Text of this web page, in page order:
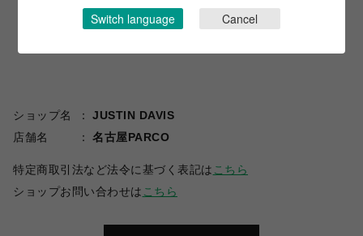
ショップ名
JUSTIN DAVIS
店舗名
名古屋PARCO
特定商取引法など法令に基づく表記は こちら
ショップお問い合わせは こちら
Switch language Cancel